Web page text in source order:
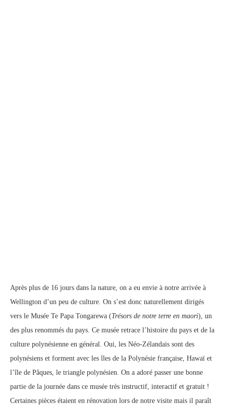
Après plus de 16 jours dans la nature, on a eu envie à notre arrivée à
Wellington d’un peu de culture. On s’est donc naturellement dirigés
vers le Musée Te Papa Tongarewa (Trésors de notre terre en maori), un
des plus renommés du pays. Ce musée retrace l’histoire du pays et de la
culture polynésienne en général. Oui, les Néo-Zélandais sont des
polynésiens et forment avec les îles de la Polynésie française, Hawaï et
l’île de Pâques, le triangle polynésien. On a adoré passer une bonne
partie de la journée dans ce musée très instructif, interactif et gratuit !
Certaines pièces étaient en rénovation lors de notre visite mais il paraît